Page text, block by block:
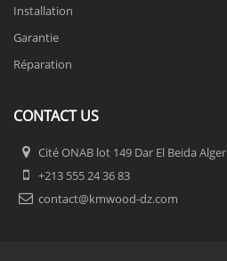
Installation
Garantie
Réparation
CONTACT US
Cité ONAB lot 149 Dar El Beida Alger
+213 555 24 36 83
contact@kmwood-dz.com